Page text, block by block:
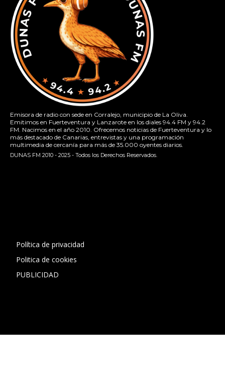
Emisora de radio con sede en Corralejo, municipio de La Oliva.
Emitimos en Fuerteventura y Lanzarote en los diales 94.4 FM y 94.2
FM. Nacimos en el año 2010. Ofrecemos noticias de Fuerteventura y lo
más destacado de Canarias, entrevistas y una programación
multimedia de cercanía para más de 35.000 oyentes diarios.
DUNAS FM 2010 - 2025 - Todos los Derechos Reservados.
Política de privacidad
Politica de cookies
PUBLICIDAD